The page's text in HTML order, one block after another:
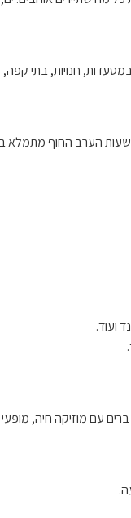
חנויות, בתי
הערב החוף
עם מוזיקה חיה,